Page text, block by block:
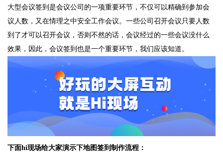
大型会议签到是会议公司的一项重要环节，不仅可以精确到参加会
议人数，又在情理之中安全工作会议。一些公司召开会议只要人数
到了才可以召开会议，否则不然的话，会议经过的一些会议没什么
效果，因此，会议签到也是一个重要环节，我们应该知道。
下面hi现场给大家演示下地图签到制作流程：